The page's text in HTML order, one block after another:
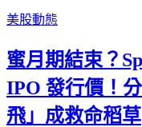
美股動態
蜜月期結束？
IPO 發行價！
飛」成救命稻草